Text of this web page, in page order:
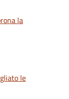
la
le